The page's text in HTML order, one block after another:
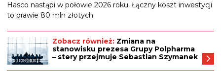
Hasco nastąpi w połowie 2026 roku. Łączny koszt inwestycji
to prawie 80 mln złotych.
Zobacz również: Zmiana na
stanowisku prezesa Grupy Polpharma
– stery przejmuje Sebastian Szymanek